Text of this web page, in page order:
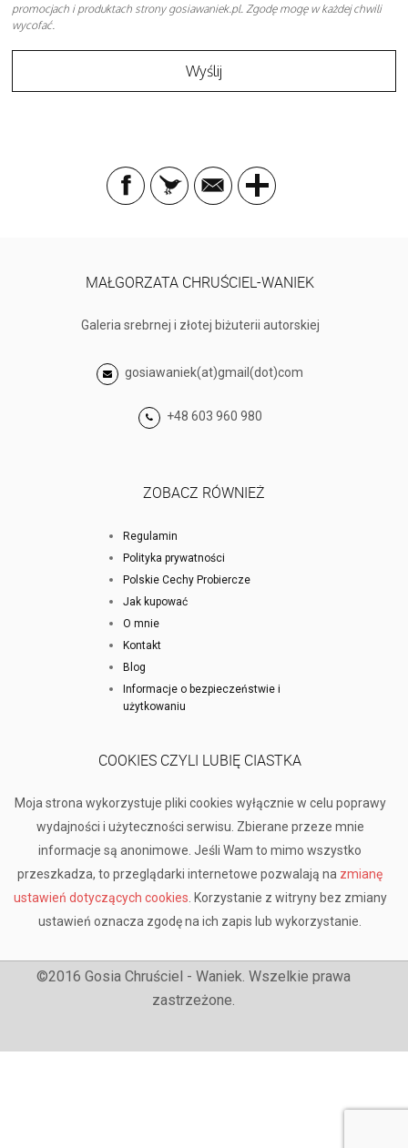
promocjach i produktach strony gosiawaniek.pl. Zgodę mogę w każdej chwili
wycofać.
MAŁGORZATA CHRUŚCIEL-WANIEK
Galeria srebrnej i złotej biżuterii autorskiej
gosiawaniek(at)gmail(dot)com
+48 603 960 980
ZOBACZ RÓWNIEŻ
Regulamin
Polityka prywatności
Polskie Cechy Probiercze
Jak kupować
O mnie
Kontakt
Blog
Informacje o bezpieczeństwie i
użytkowaniu
COOKIES CZYLI LUBIĘ CIASTKA
Moja strona wykorzystuje pliki cookies wyłącznie w celu poprawy
wydajności i użyteczności serwisu. Zbierane przeze mnie
informacje są anonimowe. Jeśli Wam to mimo wszystko
przeszkadza, to przeglądarki internetowe pozwalają na zmianę
ustawień dotyczących cookies . Korzystanie z witryny bez zmiany
ustawień oznacza zgodę na ich zapis lub wykorzystanie.
©2016 Gosia Chruściel - Waniek. Wszelkie prawa
zastrzeżone.